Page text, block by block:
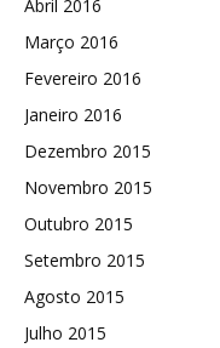
Abril 2016
Março 2016
Fevereiro 2016
Janeiro 2016
Dezembro 2015
Novembro 2015
Outubro 2015
Setembro 2015
Agosto 2015
Julho 2015